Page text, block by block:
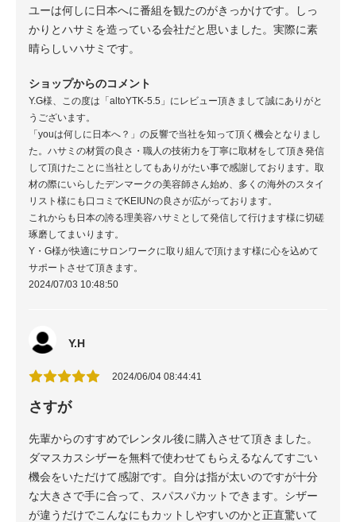
ユーは何しに日本へに番組を観たのがきっかけです。しっ
かりとハサミを造っている会社だと思いました。実際に素
晴らしいハサミです。
ショップからのコメント
Y.G様、この度は「altoYTK-5.5」にレビュー頂きまして誠にありがと
うございます。
「youは何しに日本へ？」の反響で当社を知って頂く機会となりまし
た。ハサミの材質の良さ・職人の技術力を丁寧に取材をして頂き発信
して頂けたことに当社としてもありがたい事で感謝しております。取
材の際にいらしたデンマークの美容師さん始め、多くの海外のスタイ
リスト様にも口コミでKEIUNの良さが広がっております。
これからも日本の誇る理美容ハサミとして発信して行けます様に切磋
琢磨してまいります。
Y・G様が快適にサロンワークに取り組んで頂けます様に心を込めて
サポートさせて頂きます。
2024/07/03 10:48:50
Y.H
2024/06/04 08:44:41
さすが
先輩からのすすめでレンタル後に購入させて頂きました。
ダマスカスシザーを無料で使わせてもらえるなんてすごい
機会をいただけて感謝です。自分は指が太いのですが十分
な大きさで手に合って、スパスパカットできます。シザー
が違うだけでこんなにもカットしやすいのかと正直驚いて